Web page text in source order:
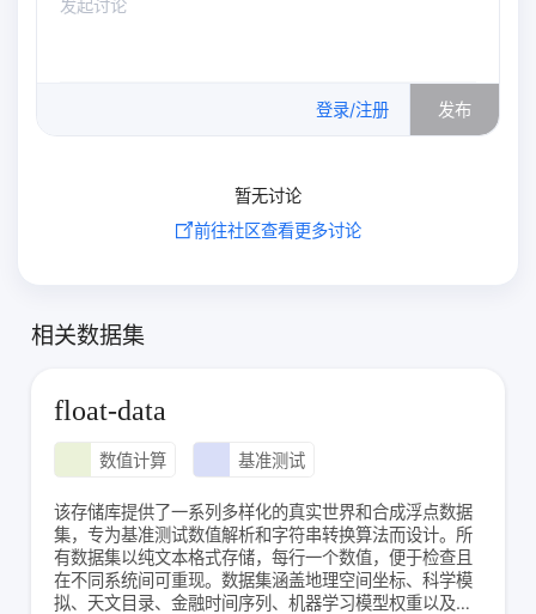
登录/注册 发布
暂无讨论
前往社区查看更多讨论
相关数据集
float-data
数值计算 基准测试
该存储库提供了一系列多样化的真实世界和合成浮点数据
集，专为基准测试数值解析和字符串转换算法而设计。所
有数据集以纯文本格式存储，每行一个数值，便于检查且
在不同系统间可重现。数据集涵盖地理空间坐标、科学模
拟、天文目录、金融时间序列、机器学习模型权重以及